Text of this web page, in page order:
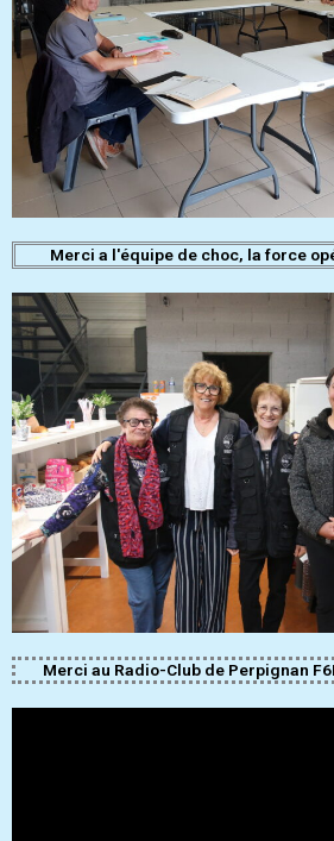
Merci a l'équipe de choc, la force
Merci au Radio-Club de Perpignan